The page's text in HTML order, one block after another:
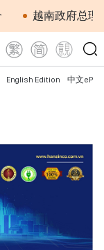
政府总理黎明兴
English Edition 中文